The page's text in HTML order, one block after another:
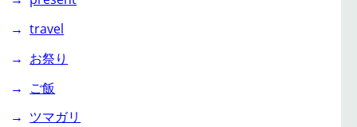
travel
お祭り
ご飯
ツマガリ